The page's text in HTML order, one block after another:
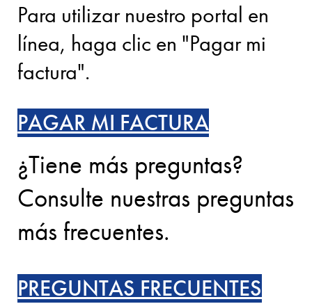
Para utilizar nuestro portal en
línea, haga clic en "Pagar mi
factura".
PAGAR MI FACTURA
¿Tiene más preguntas?
Consulte nuestras preguntas
más frecuentes.
PREGUNTAS FRECUENTES